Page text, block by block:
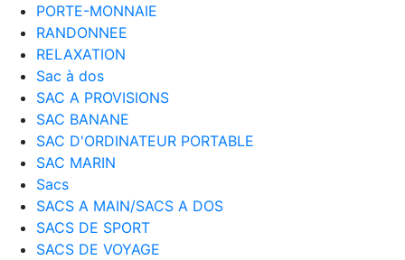
PORTE-MONNAIE
RANDONNEE
RELAXATION
Sac à dos
SAC A PROVISIONS
SAC BANANE
SAC D'ORDINATEUR PORTABLE
SAC MARIN
Sacs
SACS A MAIN/SACS A DOS
SACS DE SPORT
SACS DE VOYAGE